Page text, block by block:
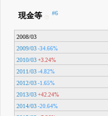
現金等 #6
2008/03
2009/03 -34.66%
2010/03 +3.24%
2011/03 -4.82%
2012/03 -1.65%
2013/03 +42.24%
2014/03 -20.64%